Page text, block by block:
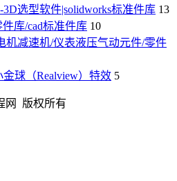
选型软件|solidworks标准件库 13
库/cad标准件库 10
机减速机/仪表液压气动元件/零件
金球（Realview）特效 5
网 版权所有